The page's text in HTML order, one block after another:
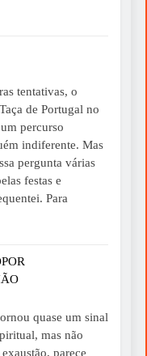
tentativas, o
de Portugal no
percurso
indiferente. Mas
pergunta várias
festas e
Para
quase um sinal
mas não
parece